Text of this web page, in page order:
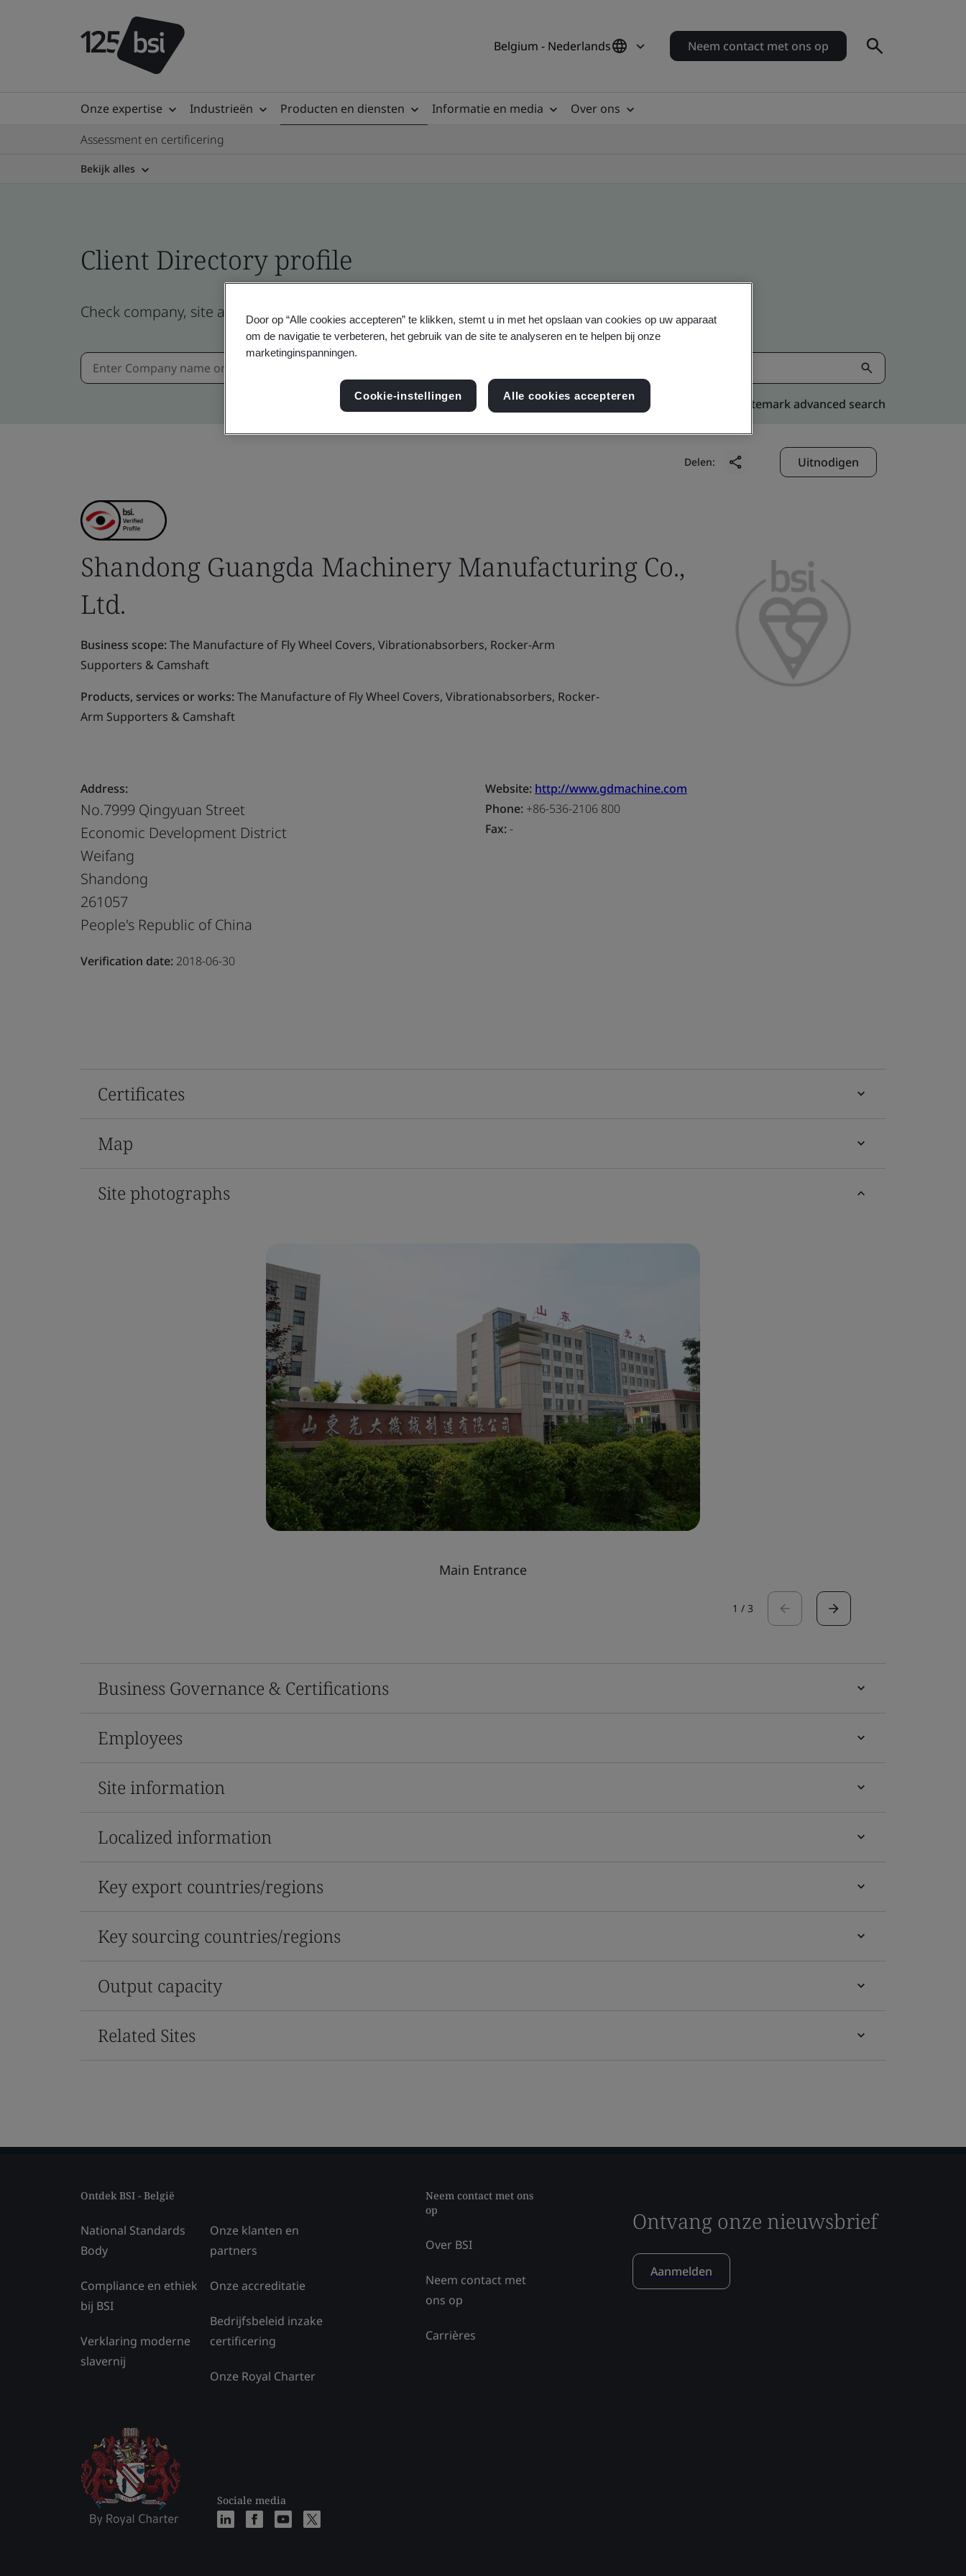
Belgium - Nederlands Neem contact met ons op
Onze expertise Industrieën Producten en diensten Informatie en media
Over ons
Assessment en certificering
Bekijk alles
Client Directory profile
Check company, site and product certificates - Validation and Verification
Kitemark advanced search
Delen: Uitnodigen
Shandong Guangda Machinery Manufacturing Co.,
Ltd.
Business scope:The Manufacture of Fly Wheel Covers, Vibrationabsorbers, Rocker-Arm
Supporters & Camshaft
Products, services or works:The Manufacture of Fly Wheel Covers, Vibrationabsorbers, Rocker-
Arm Supporters & Camshaft
Address:
No.7999 Qingyuan Street
Economic Development District
Weifang
Shandong
261057
People's Republic of China
Verification date: 2018-06-30
Website: http://www.gdmachine.com
Phone: +86-536-2106 800
Fax:-
Certificates
Map
Site photographs
Main Entrance
1 / 3
Business Governance & Certifications
Employees
Site information
Localized information
Key export countries/regions
Key sourcing countries/regions
Output capacity
Related Sites
Ontdek BSI - België
National Standards
Body
Compliance en ethiek
bij BSI
Verklaring moderne
slavernij
Onze klanten en
partners
Onze accreditatie
Bedrijfsbeleid inzake
certificering
Onze Royal Charter
Sociale media
Neem contact met ons
op
Over BSI
Neem contact met
ons op
Carrières
Ontvang onze nieuwsbrief
Aanmelden
Door op “Alle cookies accepteren” te klikken, stemt u in met het opslaan van cookies op uw apparaat
om de navigatie te verbeteren, het gebruik van de site te analyseren en te helpen bij onze
marketinginspanningen.
Cookie-instellingen Alle cookies accepteren